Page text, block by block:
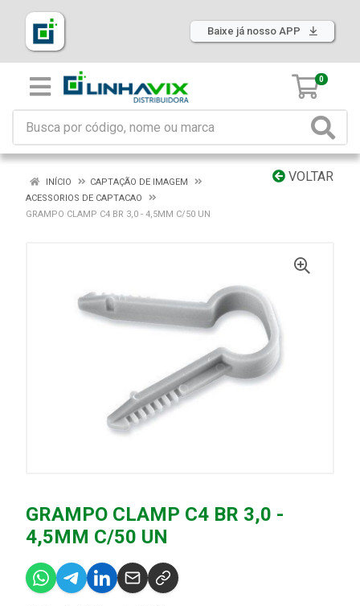
Baixe já nosso APP
0
VOLTAR
INÍCIO
CAPTAÇÃO DE IMAGEM
ACESSORIOS DE CAPTACAO
GRAMPO CLAMP C4 BR 3,0 - 4,5MM C/50 UN
GRAMPO CLAMP C4 BR 3,0 -
4,5MM C/50 UN